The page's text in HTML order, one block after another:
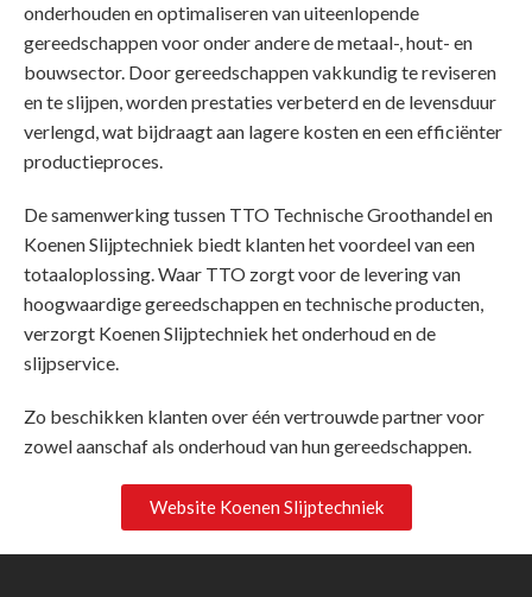
onderhouden en optimaliseren van uiteenlopende
gereedschappen voor onder andere de metaal-, hout- en
bouwsector. Door gereedschappen vakkundig te reviseren
en te slijpen, worden prestaties verbeterd en de levensduur
verlengd, wat bijdraagt aan lagere kosten en een efficiënter
productieproces.
De samenwerking tussen TTO Technische Groothandel en
Koenen Slijptechniek biedt klanten het voordeel van een
totaaloplossing. Waar TTO zorgt voor de levering van
hoogwaardige gereedschappen en technische producten,
verzorgt Koenen Slijptechniek het onderhoud en de
slijpservice.
Zo beschikken klanten over één vertrouwde partner voor
zowel aanschaf als onderhoud van hun gereedschappen.
Website Koenen Slijptechniek